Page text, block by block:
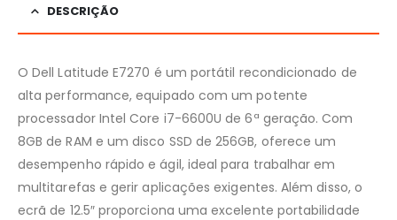
DESCRIÇÃO
O Dell Latitude E7270 é um portátil recondicionado de
alta performance, equipado com um potente
processador Intel Core i7-6600U de 6ª geração. Com
8GB de RAM e um disco SSD de 256GB, oferece um
desempenho rápido e ágil, ideal para trabalhar em
multitarefas e gerir aplicações exigentes. Além disso, o
ecrã de 12.5″ proporciona uma excelente portabilidade